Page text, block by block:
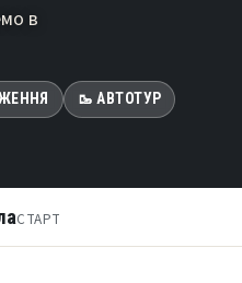
в
🥾 АВТОТУР
СТАРТ